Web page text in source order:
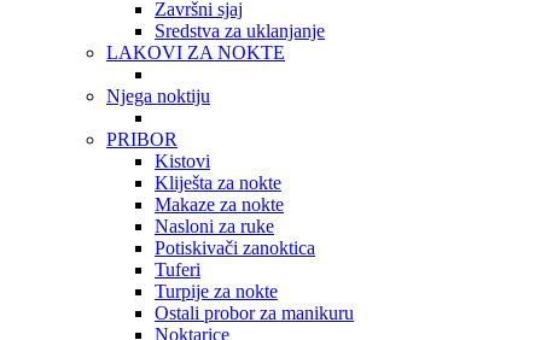
Završni sjaj
Sredstva za uklanjanje
LAKOVI ZA NOKTE
Njega noktiju
PRIBOR
Kistovi
Kliješta za nokte
Makaze za nokte
Nasloni za ruke
Potiskivači zanoktica
Tuferi
Turpije za nokte
Ostali probor za manikuru
Noktarice